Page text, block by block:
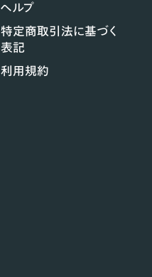
ヘルプ
特定商取引法に基づく
表記
利用規約